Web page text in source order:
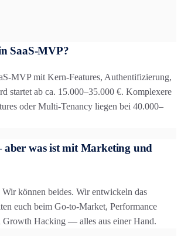
SaaS-MVP?
MVP mit Kern-Features, Authentifizierung,
startet ab ca. 15.000–35.000 €. Komplexere
oder Multi-Tenancy liegen bei 40.000–
was ist mit Marketing und
können beides. Wir entwickeln das
euch beim Go-to-Market, Performance
Growth Hacking — alles aus einer Hand.